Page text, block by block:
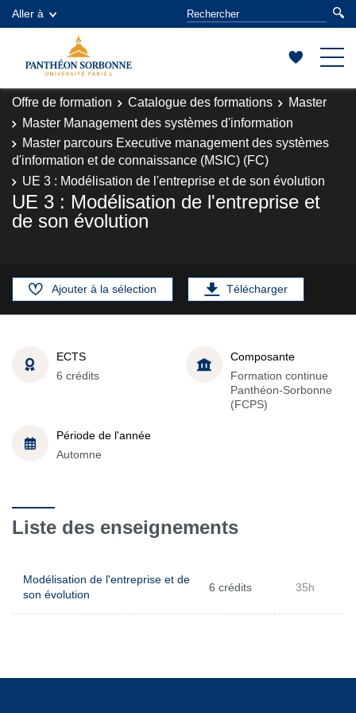
Aller à
Offre de formation Catalogue des formations
Master
Master Management des systèmes d'information
Master parcours Executive management des systèmes
d'information et de connaissance (MSIC) (FC)
UE 3 : Modélisation de l'entreprise et de son évolution
UE 3 : Modélisation de l'entreprise et
de son évolution
Ajouter à la sélection Télécharger
ECTS
6 crédits
Composante
Formation continue
Panthéon-Sorbonne
(FCPS)
Période de l'année
Automne
Liste des enseignements
Modélisation de l'entreprise et de
son évolution
6 crédits 35h